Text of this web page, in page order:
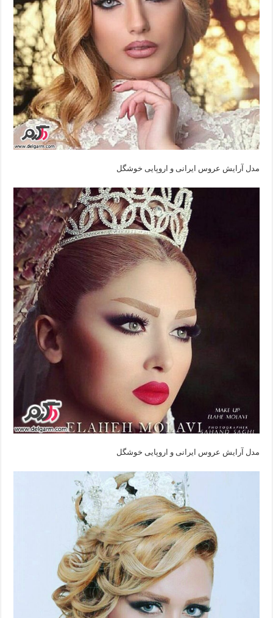
مدل آرایش عروس ایرانی‌ و اروپایی‌ خوشگل
مدل آرایش عروس ایرانی‌ و اروپایی‌ خوشگل